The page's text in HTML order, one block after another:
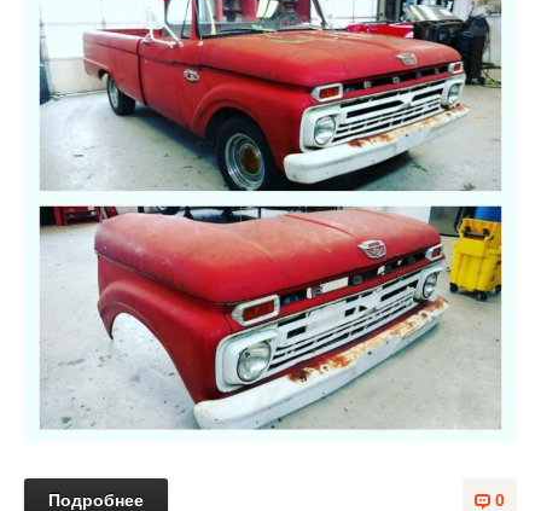
0
Подробнее